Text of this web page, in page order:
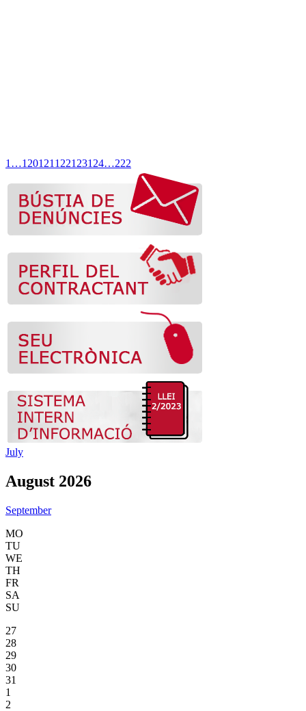
1 …120121 122123124…222
July
August 2026
September
MO
TU
WE
TH
FR
SA
SU
27
28
29
30
31
1
2